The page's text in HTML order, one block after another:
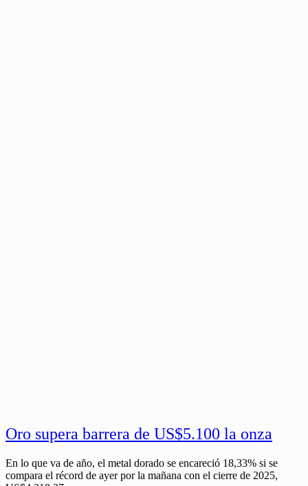
Oro supera barrera de US$5.100 la onza
En lo que va de año, el metal dorado se encareció 18,33% si se
compara el récord de ayer por la mañana con el cierre de 2025,